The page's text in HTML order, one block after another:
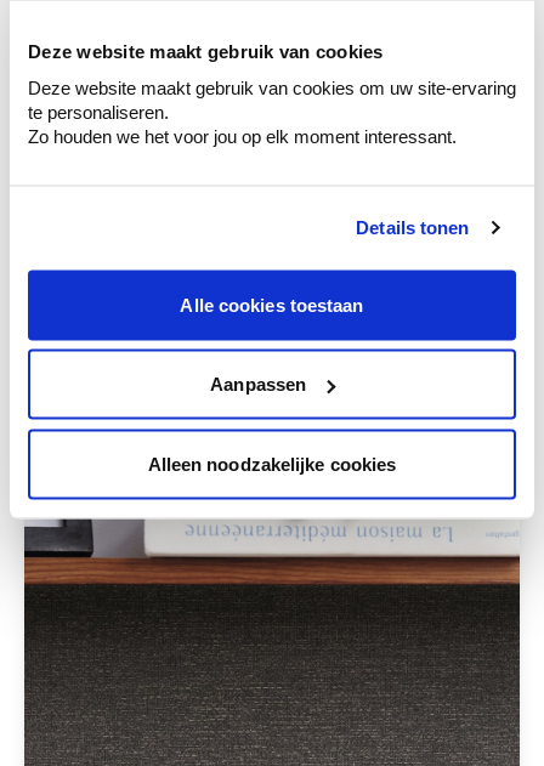
Deze website maakt gebruik van cookies
Deze website maakt gebruik van cookies om uw site-ervaring
te personaliseren.
Zo houden we het voor jou op elk moment interessant.
Details tonen
Alle cookies toestaan
Aanpassen
Alleen noodzakelijke cookies
Voyez votre couleur en magasin
Découvrez des échantillons de votre
sélection de couleurs.
Obtenez des conseils personnalisés sur la
combinaison de couleurs.
Ces styles peuvent également vous plaire